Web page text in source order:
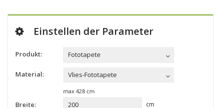
Einstellen der Parameter
Produkt: Fototapete
Material: Vlies-Fototapete
max 428cm
Breite: cm